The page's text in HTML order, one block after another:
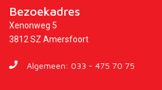
Bezoekadres
Xenonweg 5
3812 SZ Amersfoort
Algemeen: 033 - 475 70 75